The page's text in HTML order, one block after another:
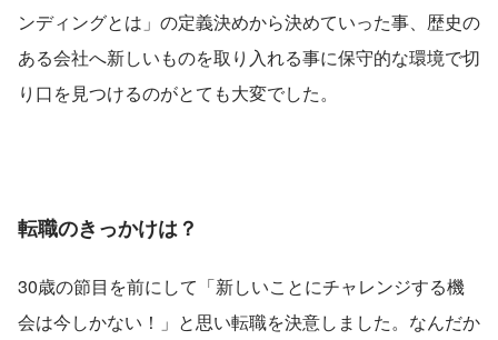
ンディングとは」の定義決めから決めていった事、歴史の
ある会社へ新しいものを取り入れる事に保守的な環境で切
り口を見つけるのがとても大変でした。
転職のきっかけは？
30歳の節目を前にして「新しいことにチャレンジする機
会は今しかない！」と思い転職を決意しました。なんだか